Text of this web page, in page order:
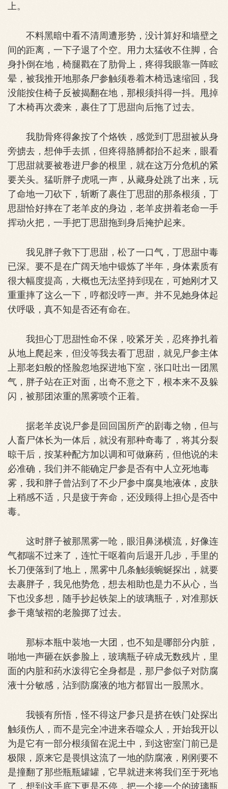
上。
不料黑暗中看不清周遭形势，没计算好和墙壁之
间的距离，一下子退了个空。用力太猛收不住脚，合
身扑倒在地，椅腿戳在了肋骨上，疼得我眼靠一阵眩
晕，被我推开地那条尸参触须卷着木椅迅速缩回，我
没能按住椅子反被揭翻在地，那根须抖得一抖。甩掉
了木椅再次袭来，裹住了丁思甜向后拖了过去。
我肋骨疼得象按了个烙铁，感觉到丁思甜被从身
旁掳去，想伸手去抓，但疼得胳膊都抬不起来，眼看
丁思甜就要被卷进尸参的根里，就在这万分危机的紧
要关头。猛听胖子虎吼一声，从藏身处跳了出来，玩
了命地一刀砍下，斩断了裹住丁思甜的那条根须，丁
思甜恰好摔在了老羊皮的身边，老羊皮拼着老命一手
挥动火把，一手把丁思甜拖到身后掩护起来。
我见胖子救下丁思甜，松了一口气，丁思甜中毒
已深。要不是在广阔天地中锻炼了半年，身体素质有
很大幅度提高，大概也无法坚持到现在，可她刚才又
重重摔了这么一下，哼都没哼一声。并不见她身体起
伏呼吸，真不知是否还有命在。
我担心丁思甜性命不保，咬紧牙关，忍疼挣扎着
从地上爬起来，但没等我去看丁思甜，就见尸参主体
上那老妇般的怪脸忽地探进地下室，张口吐出一团黑
气，胖子站在正对面，出奇不意之下，根本来不及躲
闪，被那团浓重的黑雾喷个正着。
据老羊皮说尸参是回回国所产的剧毒之物，但与
人畜尸体长为一体后，就没有那种奇毒了，将其分裂
晾干后，按某种配方加以调和可做麻药，但他说的未
必准确，我们并不能确定尸参是否有中人立死地毒
雾，我和胖子曾沾到了不少尸参中腐臭地液体，皮肤
上稍感不适，只是疲于奔命，还没顾得上担心是否中
毒。
这时胖子被那黑雾一呛，眼泪鼻涕横流，好像连
气都喘不过来了，连忙干呕着向后退开几步，手里的
长刀便落到了地上，黑雾中几条触须蜿蜒探出，就要
去裹胖子，我见他势危，想去相助也是力不从心，当
下也没多想，随手抄起铁架上的玻璃瓶子，对准那妖
参干瘪皱褶的老脸掷了过去。
那标本瓶中装地一大团，也不知是哪部分内脏，
啪地一声砸在妖参脸上，玻璃瓶子碎成无数残片，里
面的内脏和药水泼得它全身都是，那尸参似子对防腐
液十分敏感，沾到防腐液的地方都冒出一股黑水。
我顿有所悟，怪不得这尸参只是挤在铁门处探出
触须伤人，而不是完全冲进来吞噬众人，开始我开以
为是它有一部分根须留在泥土中，到这密室门前已是
极限，原来它是畏惧这流了一地的防腐液，刚刚要不
是撞翻了那些瓶瓶罐罐，它早就进来将我们至于死地
了，想到这手底下更是不停，把一个接一个的玻璃瓶